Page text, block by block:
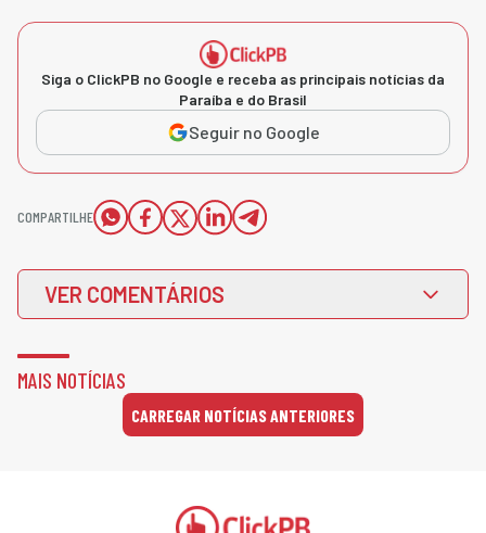
Siga o ClickPB no Google e receba as principais notícias da
Paraíba e do Brasil
Seguir no Google
COMPARTILHE
VER COMENTÁRIOS
MAIS NOTÍCIAS
CARREGAR NOTÍCIAS ANTERIORES